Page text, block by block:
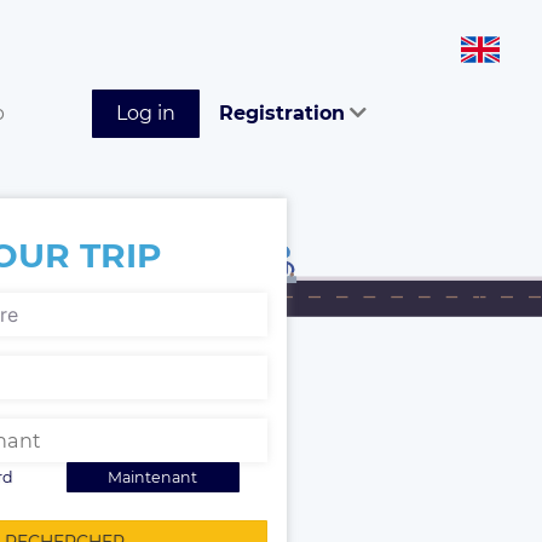
Log in Registration
TRIP
Maintenant